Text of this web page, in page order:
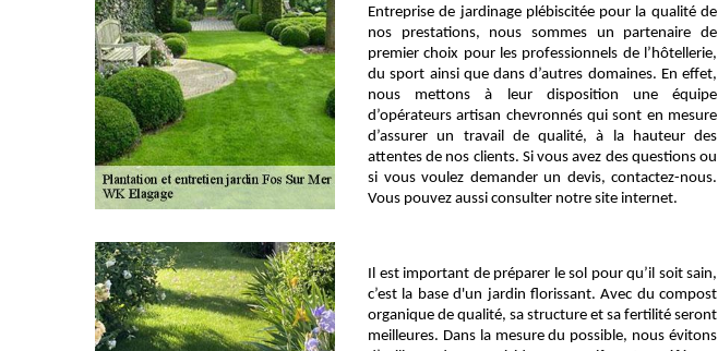
Entreprise de jardinage plébiscitée pour la qualité de
nos prestations, nous sommes un partenaire de
premier choix pour les professionnels de l’hôtellerie,
du sport ainsi que dans d’autres domaines. En effet,
nous mettons à leur disposition une équipe
d’opérateurs artisan chevronnés qui sont en mesure
d’assurer un travail de qualité, à la hauteur des
attentes de nos clients. Si vous avez des questions ou
si vous voulez demander un devis, contactez-nous.
Vous pouvez aussi consulter notre site internet.
Il est important de préparer le sol pour qu’il soit sain,
c’est la base d'un jardin florissant. Avec du compost
organique de qualité, sa structure et sa fertilité seront
meilleures. Dans la mesure du possible, nous évitons